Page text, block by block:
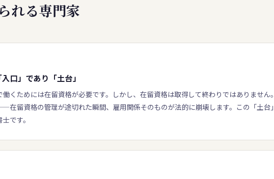
れる専門家
口」であり「土台」
働くためには在留資格が必要です。しかし、在留資格は取得して終わりではありません
在留資格の管理が途切れた瞬間、雇用関係そのものが法的に崩壊します。この「土台
です。